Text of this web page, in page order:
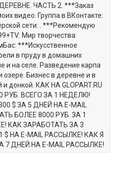
ЧАСТЬ 2. ***Заказ
видео: Группа в ВКонтакте:
сети: . ***Рекомендую
Мир творчества:
***Искусственное
в пруду в домашних
и на селе. Разведение карпа
озере. Бизнес в деревне и в
донкой. КАК НА GLOPART.RU
РУБ. ВСЕГО ЗА 1 НЕДЕЛЮ!
$ ЗА 5 ДНЕЙ НА E-MAIL
БОЛЕЕ 8000 РУБ. ЗА 1
КАК ЗАРАБОТАТЬ ЗА 3
$ НА E-MAIL РАССЫЛКЕ! КАК Я
7 ДНЕЙ НА E-MAIL РАССЫЛКЕ!